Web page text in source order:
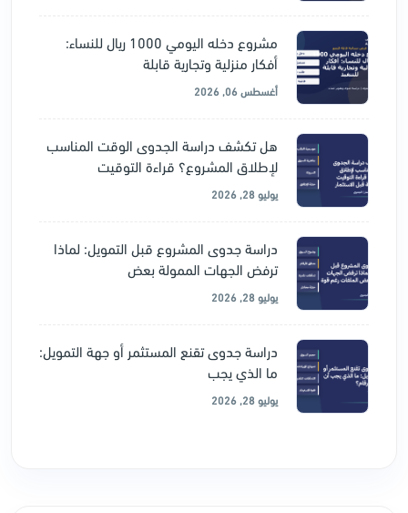
مشروع دخله اليومي 1000 ريال للنساء:
أفكار منزلية وتجارية قابلة
أغسطس 06, 2026
هل تكشف دراسة الجدوى الوقت المناسب
لإطلاق المشروع؟ قراءة التوقيت
يوليو 28, 2026
دراسة جدوى المشروع قبل التمويل: لماذا
ترفض الجهات الممولة بعض
يوليو 28, 2026
دراسة جدوى تقنع المستثمر أو جهة التمويل:
ما الذي يجب
يوليو 28, 2026